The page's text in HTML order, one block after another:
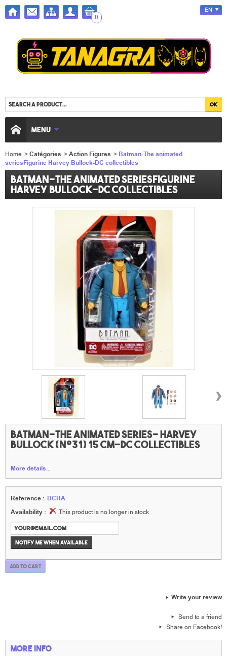
0
EN
MENU
Home >Catégories >Action Figures > Batman-The animated
seriesFigurine Harvey Bullock-DC collectibles
Batman-The animated seriesFigurine
Harvey Bullock-DC collectibles
›
Batman-The animated series- Harvey
Bullock (n°31) 15 cm-DC Collectibles
More details...
Reference : DCHA
Availability :
This product is no longer in stock
Notify me when available
Add to cart
Write your review
Send to a friend
Share on Facebook!
More info